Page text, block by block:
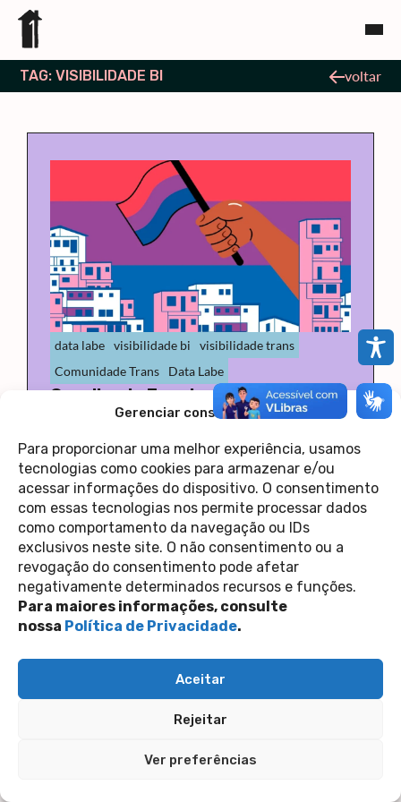
Gerenciar consentimento
Para proporcionar uma melhor experiência, usamos
tecnologias como cookies para armazenar e/ou
acessar informações do dispositivo. O consentimento
com essas tecnologias nos permite processar dados
como comportamento da navegação ou IDs
exclusivos neste site. O não consentimento ou a
revogação do consentimento pode afetar
negativamente determinados recursos e funções.
Para maiores informações, consulte
nossa Política de Privacidade.
Aceitar
Rejeitar
Ver preferências
TAG: VISIBILIDADE BI voltar
data labe visibilidade bi
visibilidade trans
Comunidade Trans
Data Labe
Orgulho da Favela; mulheres trans
e travestis são maioria entre
bissexuais que moram em favelas
d...
16 de julho de 2024 Data Labe
Contato
Política de Privacidade
Perguntas Frequentes
copyright 2026
Inscreva-se na nossa newsletter
Enviar